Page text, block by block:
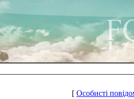
[ Особисті